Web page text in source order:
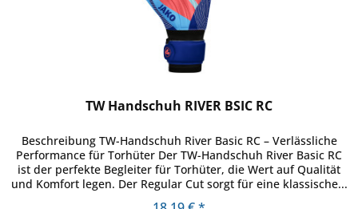
TW Handschuh RIVER BSIC RC
Beschreibung TW-Handschuh River Basic RC – Verlässliche
Performance für Torhüter Der TW-Handschuh River Basic RC
ist der perfekte Begleiter für Torhüter, die Wert auf Qualität
und Komfort legen. Der Regular Cut sorgt für eine klassische...